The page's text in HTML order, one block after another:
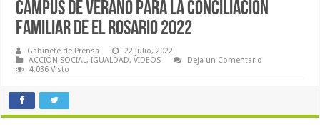
CAMPUS DE VERANO PARA LA CONCILIACIÓN
FAMILIAR DE EL ROSARIO 2022
Gabinete de Prensa
22 julio, 2022
ACCIÓN SOCIAL,IGUALDAD,VIDEOS
Deja un Comentario
4,036 Visto